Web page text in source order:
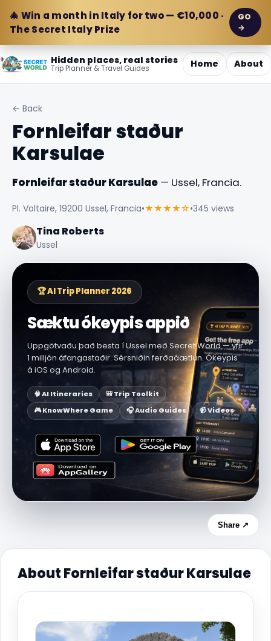
🎄 Win a month in Italy for two — €10,000 ·
The Secret Italy Prize
GO
→
Hidden places, real stories
Trip Planner & Travel Guides Home About
← Back
Fornleifar staður
Karsulae
Fornleifar staður Karsulae — Ussel, Francia.
Pl. Voltaire, 19200 Ussel, Francia•★★★★☆•345 views
Tina Roberts
Ussel
🏆 AI Trip Planner 2026
Sæktu ókeypis appið
Uppgötvaðu það besta í Ussel með Secret World — yfir
1 milljón áfangastaðir. Sérsniðin ferðaáætlun. Ókeypis
á iOS og Android.
🧠 AI Itineraries
🎒 Trip Toolkit
🎮 KnowWhere Game
🎧 Audio Guides 📹 Videos
Share ↗
About Fornleifar staður Karsulae